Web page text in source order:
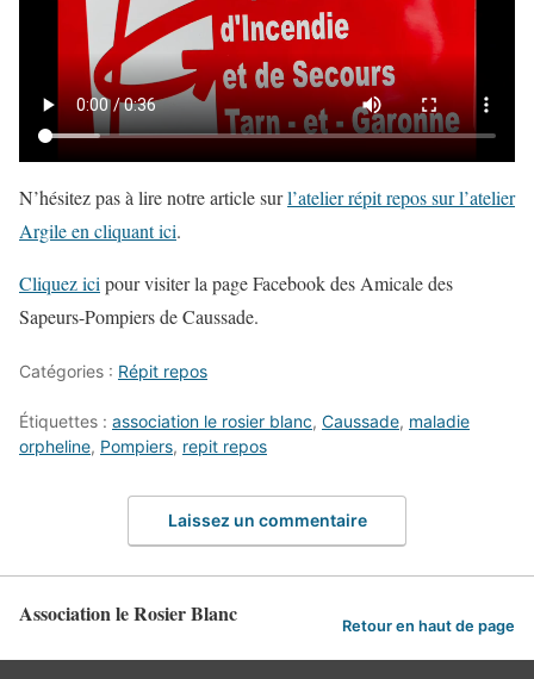
N’hésitez pas à lire notre article surl’atelier répit repos sur l’atelier
Argile en cliquant ici.
Cliquez ici pour visiter la page Facebook des Amicale des
Sapeurs-Pompiers de Caussade.
Catégories : Répit repos
Étiquettes : association le rosier blanc, Caussade, maladie
orpheline, Pompiers, repit repos
Laissez un commentaire
Association le Rosier Blanc Retour en haut de page